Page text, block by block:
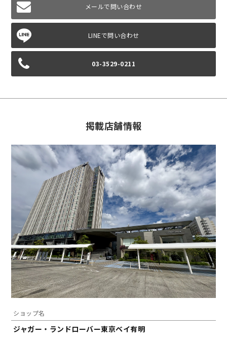
メールで問い合わせ
03-3529-0211
掲載店舗情報
ショップ名
ジャガー・ランドローバー東京ベイ有明